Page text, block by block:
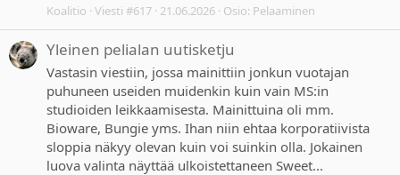
Koalitio Viesti #617 21.06.2026 Osio: Pelaaminen
Yleinen pelialan uutisketju
Vastasin viestiin, jossa mainittiin jonkun vuotajan
puhuneen useiden muidenkin kuin vain MS:in
studioiden leikkaamisesta. Mainittuina oli mm.
Bioware, Bungie yms. Ihan niin ehtaa korporatiivista
sloppia näkyy olevan kuin voi suinkin olla. Jokainen
luova valinta näyttää ulkoistettaneen Sweet...